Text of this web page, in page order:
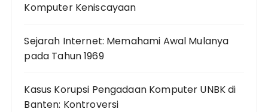
Komputer Keniscayaan
Sejarah Internet: Memahami Awal Mulanya
pada Tahun 1969
Kasus Korupsi Pengadaan Komputer UNBK di
Banten: Kontroversi